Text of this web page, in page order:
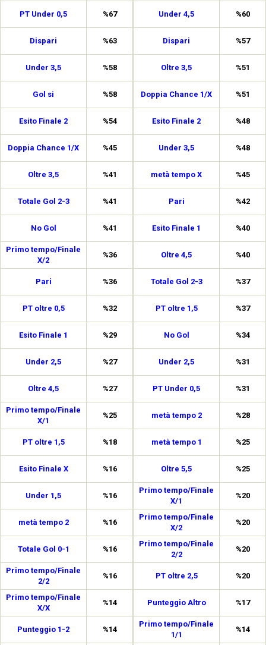
PT Under 0,5 %67
Dispari %63
Under 3,5 %58
Gol si %58
Esito Finale 2 %54
Doppia Chance 1/X %45
Oltre 3,5 %41
Totale Gol 2-3 %41
No Gol %41
Primo tempo/Finale
X/2
%36
Pari %36
PT oltre 0,5 %32
Esito Finale 1 %29
Under 2,5 %27
Oltre 4,5 %27
Primo tempo/Finale
X/1
%25
PT oltre 1,5 %18
Esito Finale X %16
Under 1,5 %16
metà tempo 2 %16
Totale Gol 0-1 %16
Primo tempo/Finale
2/2
%16
Primo tempo/Finale
X/X
%14
Punteggio 1-2 %14
Under 4,5 %60
Dispari %57
Oltre 3,5 %51
Doppia Chance 1/X %51
Esito Finale 2 %48
Under 3,5 %48
metà tempo X %45
Pari %42
Esito Finale 1 %40
Oltre 4,5 %40
Totale Gol 2-3 %37
PT oltre 1,5 %37
No Gol %34
Under 2,5 %31
PT Under 0,5 %31
metà tempo 2 %28
metà tempo 1 %25
Oltre 5,5 %25
Primo tempo/Finale
X/1
%20
Primo tempo/Finale
X/2
%20
Primo tempo/Finale
2/2
%20
PT oltre 2,5 %20
Punteggio Altro %17
Primo tempo/Finale
1/1
%14